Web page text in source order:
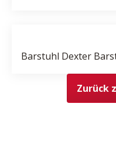
Barstuhl Dexter
Zurück